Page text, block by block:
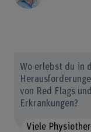
Wo erlebst du in
von Red Flags
Erkrankungen?
Viele